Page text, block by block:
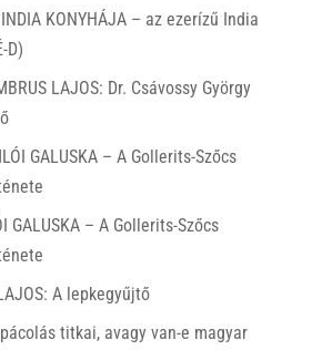
INDIA KONYHÁJA – az ezerízű India
D)
LAJOS: Dr. Csávossy György
GALUSKA – A Gollerits-Szőcs
GALUSKA – A Gollerits-Szőcs
A lepkegyűjtő
titkai, avagy van-e magyar